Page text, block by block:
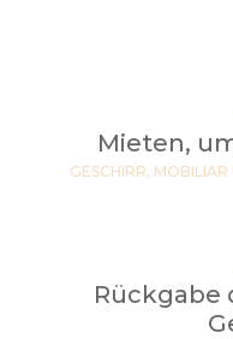
Mieten,
GESCHIRR,
Rückgabe